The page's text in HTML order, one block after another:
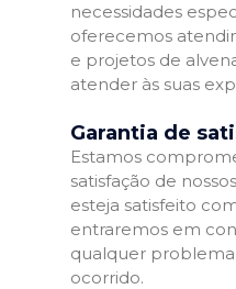
necessidades
oferecemos
e projetos de
atender às suas
Garantia de
Estamos
satisfação de
esteja satisfeito
entraremos em
qualquer
ocorrido.